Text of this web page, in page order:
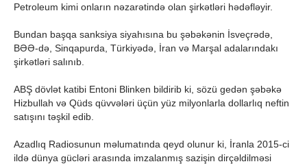
Petroleum kimi onların nəzarətində olan şirkətləri hədəfləyir.
Bundan başqa sanksiya siyahısına bu şəbəkənin İsveçrədə,
BƏƏ-də, Sinqapurda, Türkiyədə, İran və Marşal adalarındakı
şirkətləri salınıb.
ABŞ dövlət katibi Entoni Blinken bildirib ki, sözü gedən şəbəkə
Hizbullah və Qüds qüvvələri üçün yüz milyonlarla dollarlıq neftin
satışını təşkil edib.
Azadlıq Radiosunun məlumatında qeyd olunur ki, İranla 2015-ci
ildə dünya gücləri arasında imzalanmış sazişin dirçəldilməsi